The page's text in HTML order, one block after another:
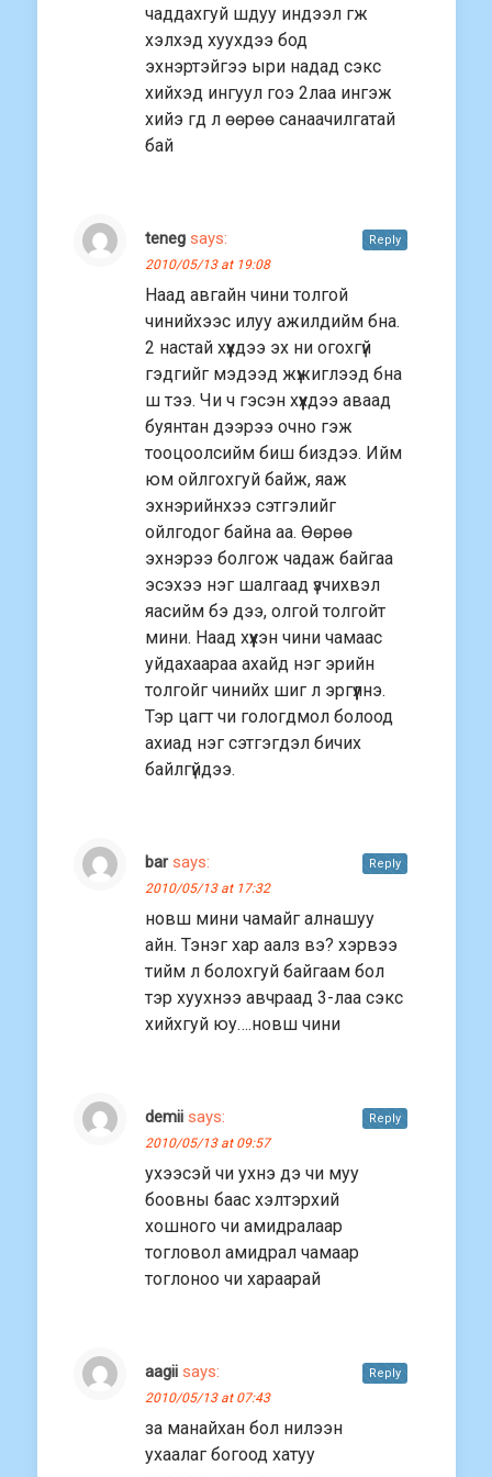
чаддахгуй шдуу индээл гж
хэлхэд хуухдээ бод
эхнэртэйгээ ыри надад сэкс
хийхэд ингуул гоэ 2лаа ингэж
хийэ гд л өөрөө санаачилгатай
бай
teneg says:
2010/05/13 at 19:08
Наад авгайн чини толгой
чинийхээс илуу ажилдийм бна.
2 настай хүүхдээ эх ни огохгүй
гэдгийг мэдээд жүжиглээд бна
ш тээ. Чи ч гэсэн хүүхдээ аваад
буянтан дээрээ очно гэж
тооцоолсийм биш биздээ. Ийм
юм ойлгохгуй байж, яаж
эхнэрийнхээ сэтгэлийг
ойлгодог байна аа. Өөрөө
эхнэрээ болгож чадаж байгаа
эсэхээ нэг шалгаад үзчихвэл
яасийм бэ дээ, олгой толгойт
мини. Наад хүүхэн чини чамаас
уйдахаараа ахайд нэг эрийн
толгойг чинийх шиг л эргүүлнэ.
Тэр цагт чи гологдмол болоод
ахиад нэг сэтгэгдэл бичих
байлгүйдээ.
Reply
bar says:
2010/05/13 at 17:32
новш мини чамайг алнашуу
айн. Тэнэг хар аалз вэ? хэрвээ
тийм л болохгуй байгаам бол
тэр хуухнээ авчраад 3-лаа сэкс
хийхгуй юу….новш чини
Reply
demii says:
2010/05/13 at 09:57
ухээсэй чи ухнэ дэ чи муу
боовны баас хэлтэрхий
хошного чи амидралаар
тогловол амидрал чамаар
тоглоноо чи хараарай
Reply
aagii says:
2010/05/13 at 07:43
за манайхан бол нилээн
ухаалаг богоод хатуу
Reply